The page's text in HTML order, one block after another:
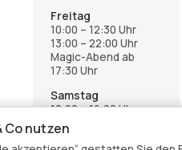
Freitag
10:00 – 12:30 Uhr
13:00 – 22:00 Uhr
Magic-Abend ab
17:30 Uhr
Samstag
12:00 – 16:00 Uhr
Anmeldung über die
Co nutzen